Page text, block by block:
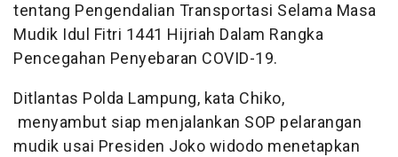
tentang Pengendalian Transportasi Selama Masa
Mudik Idul Fitri 1441 Hijriah Dalam Rangka
Pencegahan Penyebaran COVID-19.
Ditlantas Polda Lampung, kata Chiko,
menyambut siap menjalankan SOP pelarangan
mudik usai Presiden Joko widodo menetapkan